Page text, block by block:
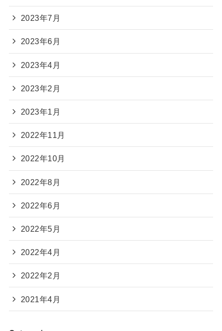
2023年7月
2023年6月
2023年4月
2023年2月
2023年1月
2022年11月
2022年10月
2022年8月
2022年6月
2022年5月
2022年4月
2022年2月
2021年4月